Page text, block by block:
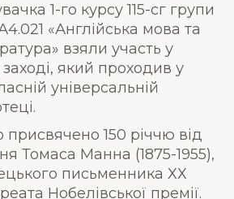
1-го курсу 115-сг групи
«Англійська мова та
взяли участь у
який проходив у
універсальній
присвячено 150 річчю від
Томаса Манна (1875-1955),
письменника ХХ
Нобелівської премії.